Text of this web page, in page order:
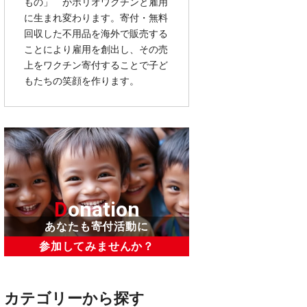
に生まれ変わります。寄付・無料
回収した不用品を海外で販売する
ことにより雇用を創出し、その売
上をワクチン寄付することで子ど
もたちの笑顔を作ります。
Donation
あなたも寄付活動に
参加してみませんか？
カテゴリーから探す